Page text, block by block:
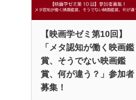
【映画学ゼミ第10回】
「メタ認知が働く映画鑑
賞、そうでない映画鑑
賞、何が違う？」参加者
募集！